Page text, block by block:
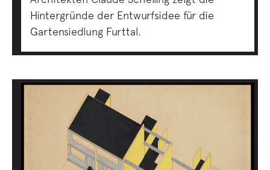
Hintergründe der Entwurfsidee für die
Gartensiedlung Furttal.